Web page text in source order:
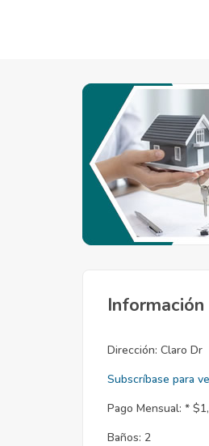
Dirección: Claro Dr
Subscríbase para
Pago Mensual: *
Baños: 2